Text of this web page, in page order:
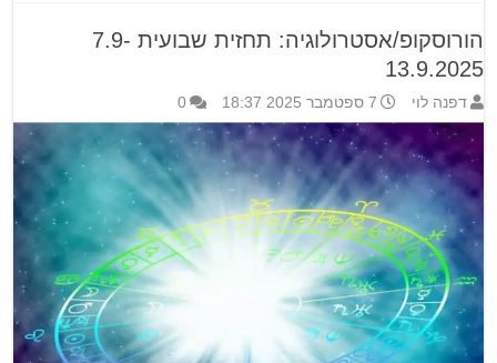
הורוסקופ/אסטרולוגיה: תחזית שבועית 7.9-
13.9.2025
דפנה לוי 7 ספטמבר 2025 18:37 0